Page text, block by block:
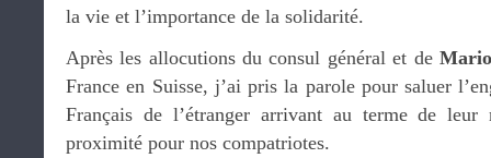
la vie et l’importance de la solidarité.
Après les allocutions du consul général et de
France en Suisse, j’ai pris la parole pour saluer
Français de l’étranger arrivant au terme de leur
proximité pour nos compatriotes.